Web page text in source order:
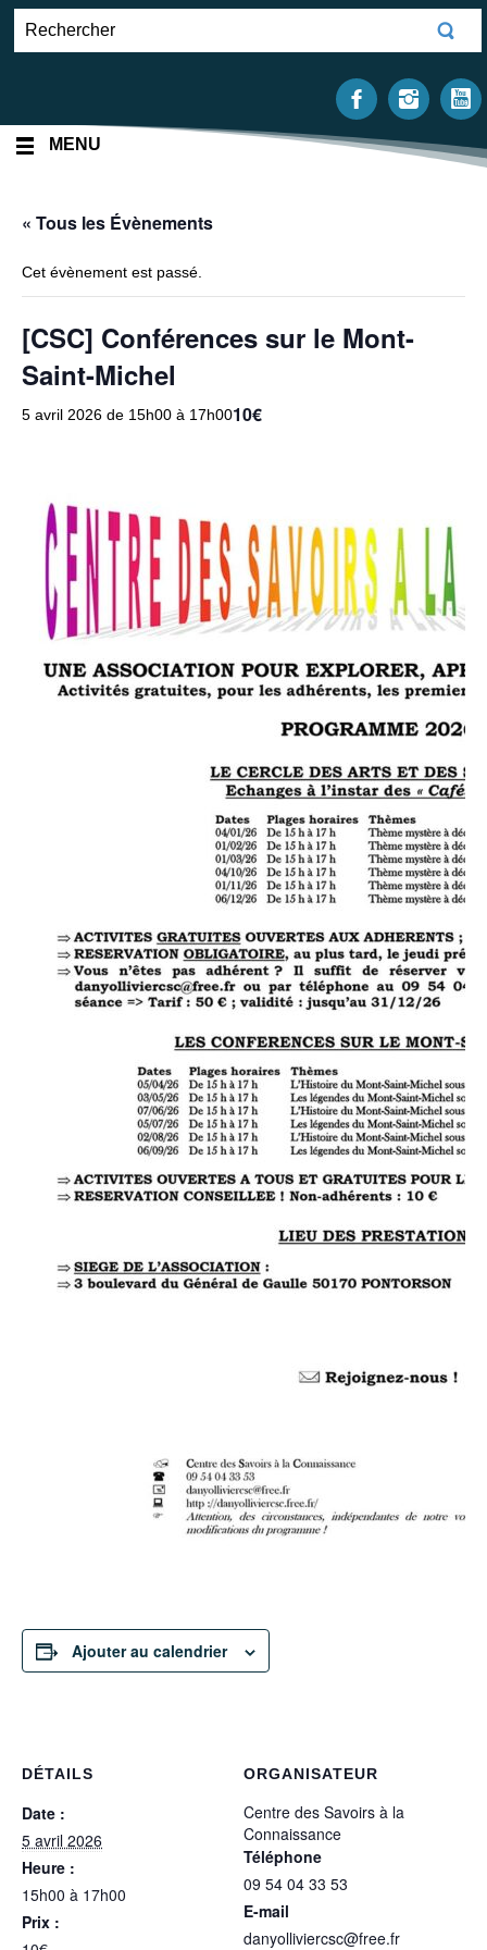
MENU
« Tous les Évènements
Cet évènement est passé.
[CSC] Conférences sur le Mont-
Saint-Michel
5 avril 2026 de 15h00 à 17h0010€
Ajouter au calendrier
DÉTAILS
Date :
5 avril 2026
Heure :
15h00 à 17h00
Prix :
ORGANISATEUR
Centre des Savoirs à la
Connaissance
Téléphone
09 54 04 33 53
E-mail
danyolliviercsc@free.fr